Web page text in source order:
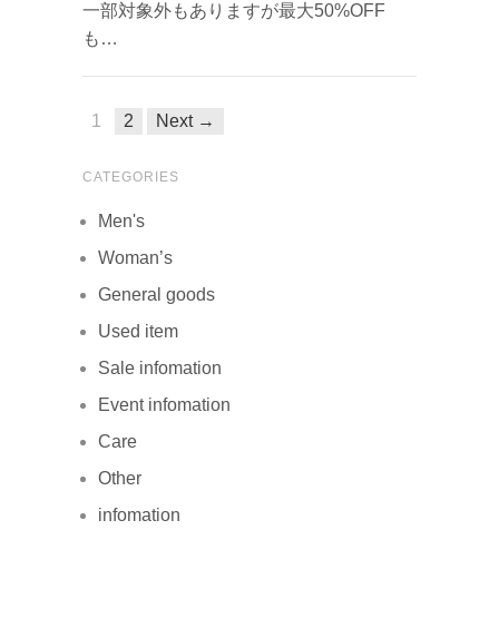
一部対象外もありますが最大50%OFF
も…
1 2 Next →
CATEGORIES
Men's
Woman’s
General goods
Used item
Sale infomation
Event infomation
Care
Other
infomation